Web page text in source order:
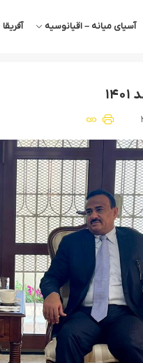
آسیای میانه – اقیانوسیه آفریقا